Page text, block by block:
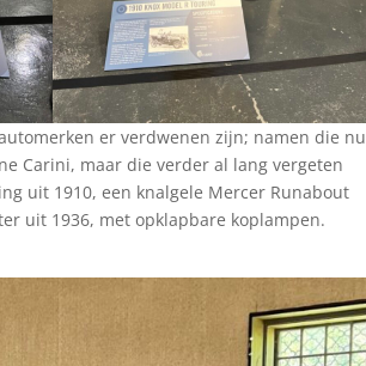
er verdwenen zijn; namen die nu
Carini, maar die verder al lang vergeten
uit 1910, een knalgele Mercer Runabout
uit 1936, met opklapbare koplampen.